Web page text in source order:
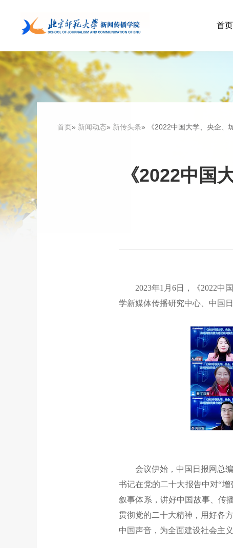
首页
首页» 新闻动态» 新传头条» 《2022中国大学、央企、
《2022中国
2023年1月6日，《2022中国
学新媒体传播研究中心、中国
会议伊始，中国日报网总编
书记在党的二十大报告中对“
叙事体系，讲好中国故事、传
贯彻党的二十大精神，用好各
中国声音，为全面建设社会主